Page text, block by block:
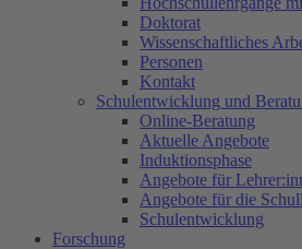
Doktorat
Wissenschaftliches
Personen
Kontakt
Schulentwicklung und
Online-Beratung
Aktuelle Angebote
Induktionsphase
Angebote für
Angebote für die
Schulentwicklung
Forschung